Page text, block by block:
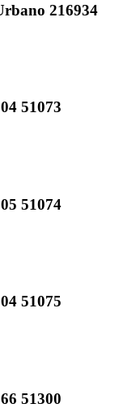
216934
51073
51074
51075
51300